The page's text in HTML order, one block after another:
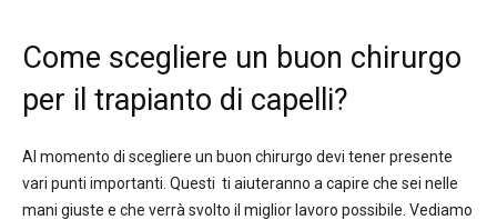
Come scegliere un buon chirurgo
per il trapianto di capelli?
Al momento di scegliere un buon chirurgo devi tener presente
vari punti importanti. Questi ti aiuteranno a capire che sei nelle
mani giuste e che verrà svolto il miglior lavoro possibile. Vediamo